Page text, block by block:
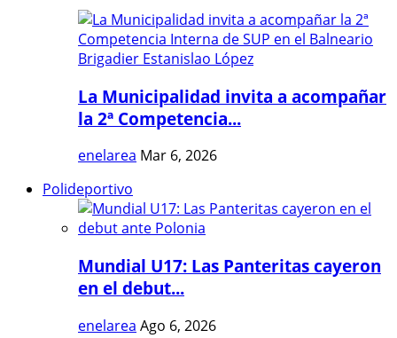
La Municipalidad invita a acompañar
la 2ª Competencia...
enelarea Mar 6, 2026
Polideportivo
Mundial U17: Las Panteritas cayeron
en el debut...
enelarea Ago 6, 2026